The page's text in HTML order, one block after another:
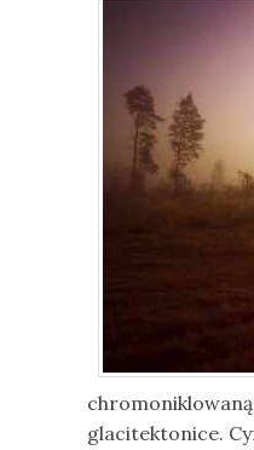
chromoniklowaną
glacitektonice.